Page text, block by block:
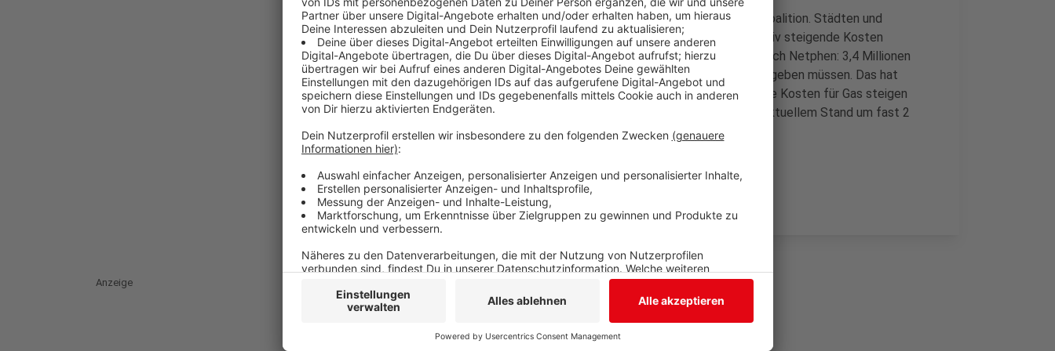
65 Milliarden Euro umfasst das 3. Entlastungspaket der Ampel-Koalition. Städten und
Gemeinden wird damit aber nicht geholfen. Obwohl auch sie massiv steigende Kosten
schultern müssen – beispielsweise im Energiebereich. Ein Blick nach Netphen: 3,4 Millionen
Euro mehr für Strom und Gas wird die Stadt im nächsten Jahr ausgeben müssen. Das hat
Kämmerer Hans-Georg Rosemann am Abend im Rat mitgeteilt. Die Kosten für Gas steigen
demnach um 1,4 Millionen Euro, die Stromrechnung dürfte nach aktuellem Stand um fast 2
Millionen Euro höher ausfallen.
Anzeige